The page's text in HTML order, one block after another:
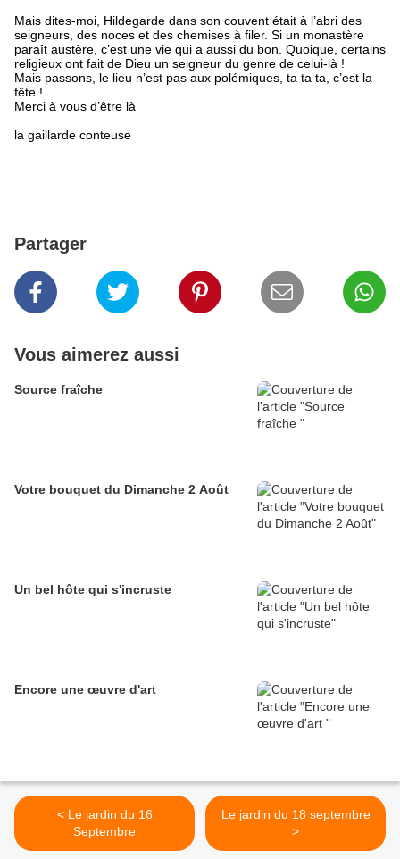
Mais dites-moi, Hildegarde dans son couvent était à l’abri des
seigneurs, des noces et des chemises à filer. Si un monastère
paraît austère, c’est une vie qui a aussi du bon. Quoique, certains
religieux ont fait de Dieu un seigneur du genre de celui-là !
Mais passons, le lieu n’est pas aux polémiques, ta ta ta, c’est la
fête !
Merci à vous d’être là
la gaillarde conteuse
Partager
Vous aimerez aussi
Source fraîche
Votre bouquet du Dimanche 2 Août
Un bel hôte qui s'incruste
Encore une œuvre d'art
< Le jardin du 16
Septembre
Le jardin du 18 septembre
>